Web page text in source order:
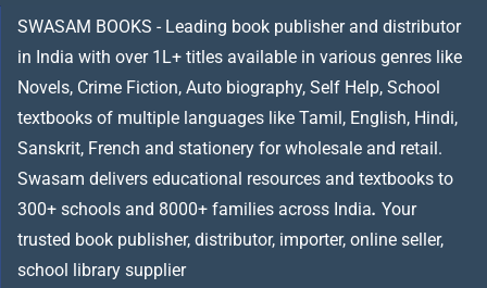
SWASAM BOOKS - Leading book publisher and distributor
in India with over 1L+ titles available in various genres like
Novels, Crime Fiction, Auto biography, Self Help, School
textbooks of multiple languages like Tamil, English, Hindi,
Sanskrit, French and stationery for wholesale and retail.
Swasam delivers educational resources and textbooks to
300+ schools and 8000+ families across India. Your
trusted book publisher, distributor, importer, online seller,
school library supplier